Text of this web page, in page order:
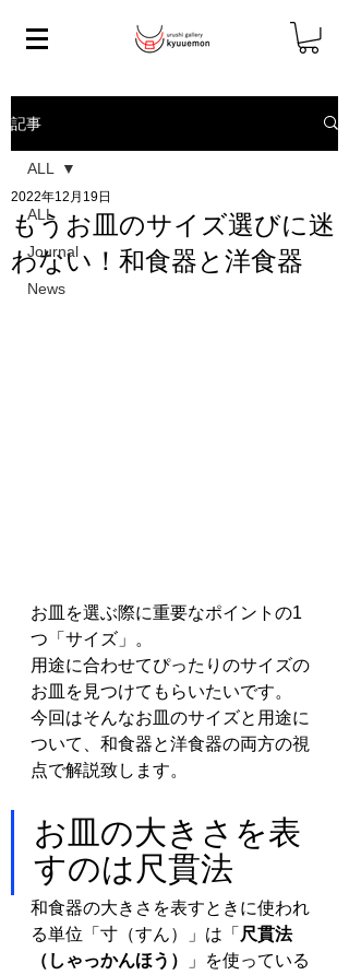
記事
ALL
Journal
News
ALL
もうお皿のサイズ選びに迷
わない！和食器と洋食器
2022年12月19日
お皿を選ぶ際に重要なポイントの1
つ「サイズ」。
用途に合わせてぴったりのサイズの
お皿を見つけてもらいたいです。
今回はそんなお皿のサイズと用途に
ついて、和食器と洋食器の両方の視
点で解説致します。
お皿の大きさを表
すのは尺貫法
和食器の大きさを表すときに使われ
る単位「寸（すん）」は「 尺貫法
（しゃっかんほう）
」を使っている